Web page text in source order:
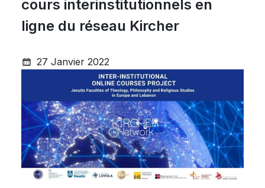
cours interinstitutionnels en
ligne du réseau Kircher
27 Janvier 2022